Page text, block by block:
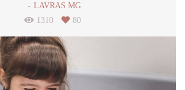
LAVRAS MG
1310
80